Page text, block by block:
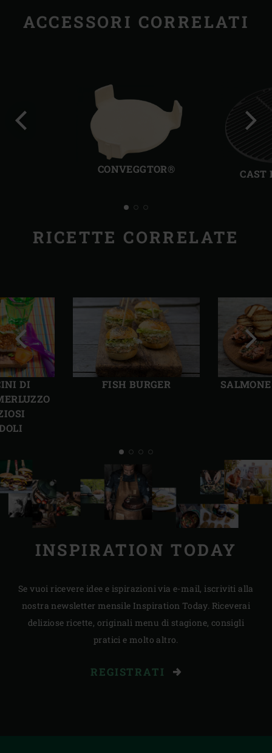
ACCESSORI CORRELATI
CONVEGGTOR® CAST
RICETTE CORRELATE
DI
FISH BURGER
Precedente
INSPIRATION TODAY
Se vuoi ricevere idee e ispirazioni via e-mail, iscriviti alla
nostra newsletter mensile Inspiration Today. Riceverai
deliziose ricette, originali menu di stagione, consigli
pratici e molto altro.
REGISTRATI